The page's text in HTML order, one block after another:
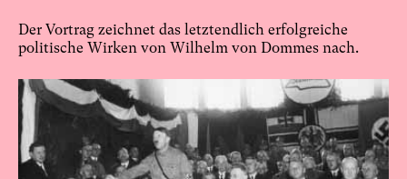
Der Vortrag zeichnet das letztendlich erfolgreiche
politische Wirken von Wilhelm von Dommes nach.